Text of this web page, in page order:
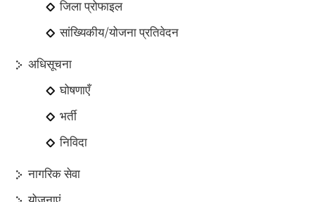
जिला प्रोफाइल
सांख्यिकीय/योजना प्रतिवेदन
अधिसूचना
घोषणाएँ
भर्ती
निविदा
नागरिक सेवा